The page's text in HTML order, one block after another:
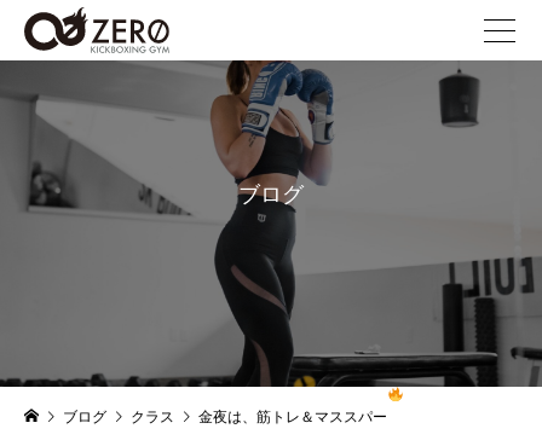
blog
ブログ
ブログ クラス 金夜は、筋トレ＆マススパー